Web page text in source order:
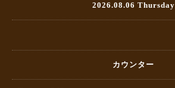
2026.08.06 Thursday
カウンター